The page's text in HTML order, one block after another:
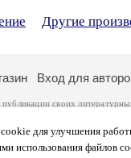
Другие
для улучшения
использования файлов
Вход для
своих
. Перепечатка произведений
на основании
данных. Вы также можете